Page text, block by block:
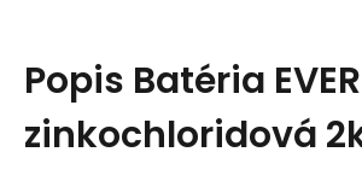
Popis Batéria
zinkochloridová